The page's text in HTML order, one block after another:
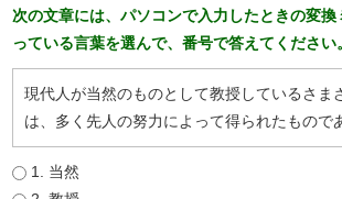
次の文章には、パソコンで入力したときの変
っている言葉を選んで、番号で答えてください。
現代人が当然のものとして教授しているさま
は、多く先人の努力によって得られたもので
1. 当然